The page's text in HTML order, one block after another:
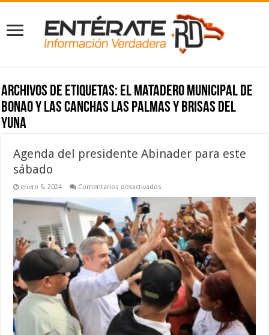
Archivos de etiquetas: el matadero municipal de
Bonao y las Canchas Las Palmas y Brisas del
Yuna
Agenda del presidente Abinader para este
sábado
enero 5, 2024 Comentarios desactivados
presidente
Abinader
para
este
sábado